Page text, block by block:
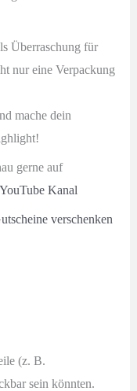
Überraschung für
nur eine Verpackung
mache dein
gerne auf
YouTube Kanal
verschenken
(z. B.
sein könnten.